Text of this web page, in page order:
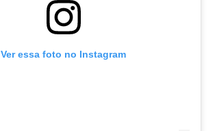
Ver essa foto no Instagram